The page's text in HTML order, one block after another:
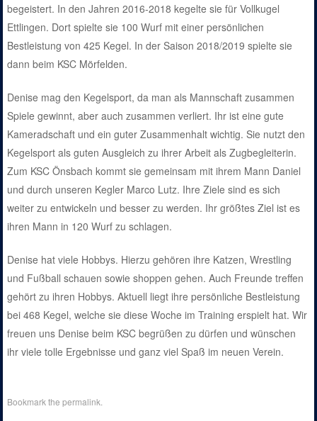
begeistert. In den Jahren 2016-2018 kegelte sie für Vollkugel
Ettlingen. Dort spielte sie 100 Wurf mit einer persönlichen
Bestleistung von 425 Kegel. In der Saison 2018/2019 spielte sie
dann beim KSC Mörfelden.
Denise mag den Kegelsport, da man als Mannschaft zusammen
Spiele gewinnt, aber auch zusammen verliert. Ihr ist eine gute
Kameradschaft und ein guter Zusammenhalt wichtig. Sie nutzt den
Kegelsport als guten Ausgleich zu ihrer Arbeit als Zugbegleiterin.
Zum KSC Önsbach kommt sie gemeinsam mit ihrem Mann Daniel
und durch unseren Kegler Marco Lutz. Ihre Ziele sind es sich
weiter zu entwickeln und besser zu werden. Ihr größtes Ziel ist es
ihren Mann in 120 Wurf zu schlagen.
Denise hat viele Hobbys. Hierzu gehören ihre Katzen, Wrestling
und Fußball schauen sowie shoppen gehen. Auch Freunde treffen
gehört zu ihren Hobbys. Aktuell liegt ihre persönliche Bestleistung
bei 468 Kegel, welche sie diese Woche im Training erspielt hat. Wir
freuen uns Denise beim KSC begrüßen zu dürfen und wünschen
ihr viele tolle Ergebnisse und ganz viel Spaß im neuen Verein.
Bookmark thepermalink